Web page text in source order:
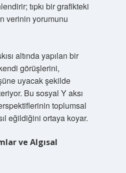
tıpkı bir grafikteki
verinin yorumunu
altında yapılan bir
görüşlerini,
uyacak şekilde
Bu sosyal Y aksı
toplumsal
eğildiğini ortaya koyar.
ve Algısal